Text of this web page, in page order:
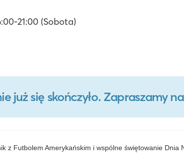
21:00 (Sobota)
już się skończyło. Zapraszamy na
z Futbolem Amerykańskim i wspólne świętowanie Dnia